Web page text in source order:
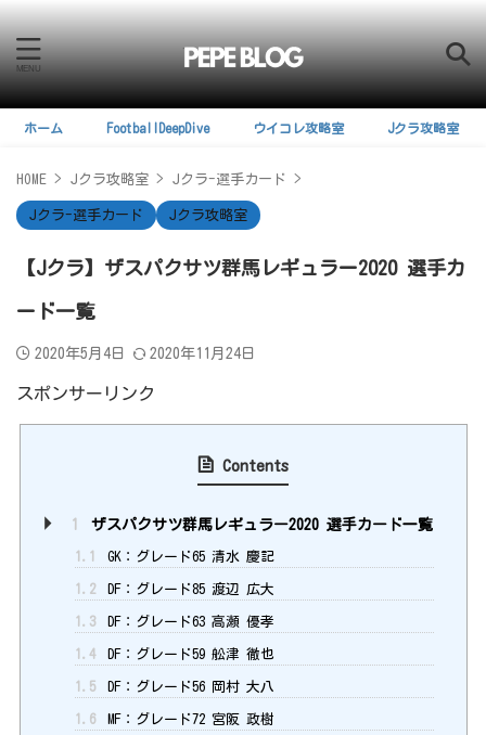
ホーム FootballDeepDive ウイコレ攻略室 Jクラ攻略室
HOME > Jクラ攻略室 > Jクラ-選手カード >
Jクラ-選手カード Jクラ攻略室
【Jクラ】ザスパクサツ群馬レギュラー2020 選手カ
ード一覧
2020年5月4日 2020年11月24日
スポンサーリンク
Contents
1 ザスパクサツ群馬レギュラー2020 選手カード一覧
1.1 GK：グレード65 清水 慶記
1.2 DF：グレード85 渡辺 広大
1.3 DF：グレード63 高瀬 優孝
1.4 DF：グレード59 舩津 徹也
1.5 DF：グレード56 岡村 大八
1.6 MF：グレード72 宮阪 政樹